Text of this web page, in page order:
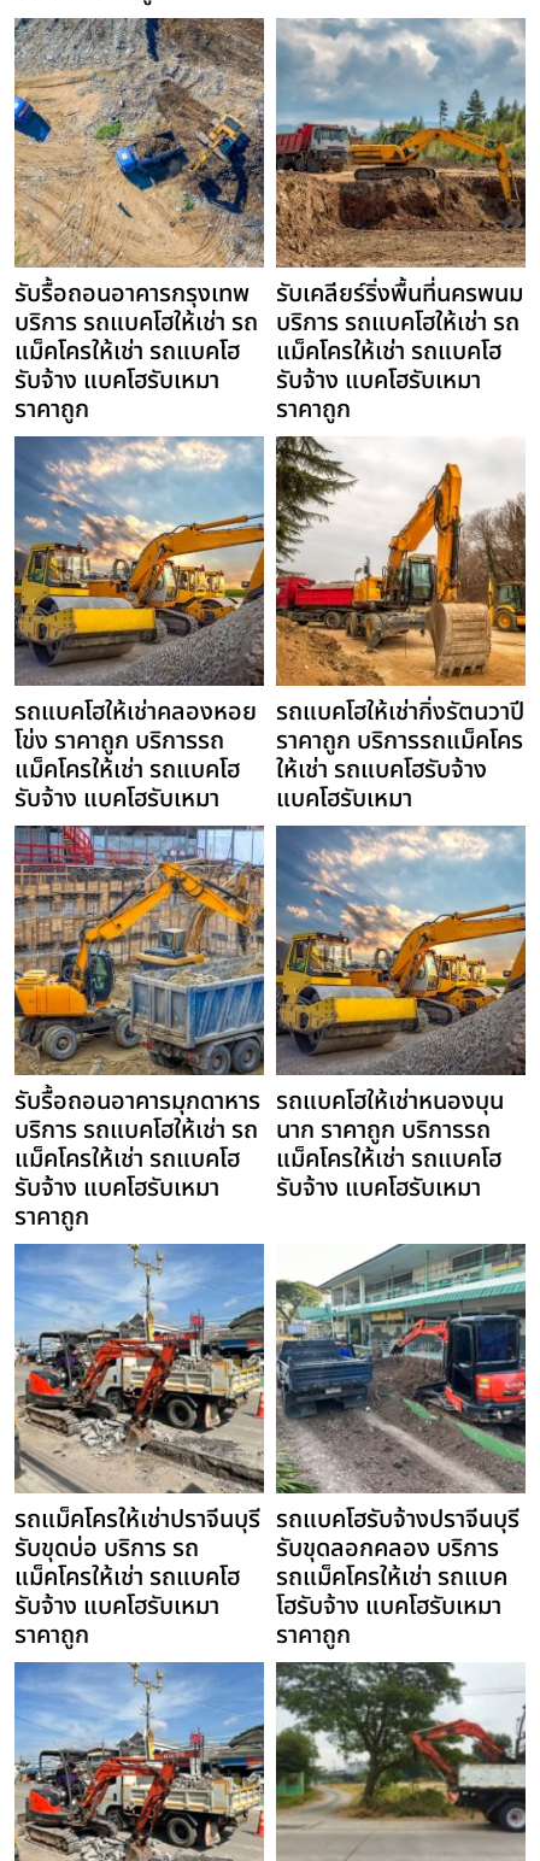
รับรื้อถอนอาคารกรุงเทพ
บริการ รถแบคโฮให้เช่า รถ
แม็คโครให้เช่า รถแบคโฮ
รับจ้าง แบคโฮรับเหมา
ราคาถูก
รับเคลียร์ริ่งพื้นที่นครพนม
บริการ รถแบคโฮให้เช่า รถ
แม็คโครให้เช่า รถแบคโฮ
รับจ้าง แบคโฮรับเหมา
ราคาถูก
รถแบคโฮให้เช่าคลองหอย
โข่ง ราคาถูก บริการรถ
แม็คโครให้เช่า รถแบคโฮ
รับจ้าง แบคโฮรับเหมา
รถแบคโฮให้เช่ากิ่งรัตนวาปี
ราคาถูก บริการรถแม็คโคร
ให้เช่า รถแบคโฮรับจ้าง
แบคโฮรับเหมา
รับรื้อถอนอาคารมุกดาหาร
บริการ รถแบคโฮให้เช่า รถ
แม็คโครให้เช่า รถแบคโฮ
รับจ้าง แบคโฮรับเหมา
ราคาถูก
รถแบคโฮให้เช่าหนองบุน
นาก ราคาถูก บริการรถ
แม็คโครให้เช่า รถแบคโฮ
รับจ้าง แบคโฮรับเหมา
รถแม็คโครให้เช่าปราจีนบุรี
รับขุดบ่อ บริการ รถ
แม็คโครให้เช่า รถแบคโฮ
รับจ้าง แบคโฮรับเหมา
ราคาถูก
รถแบคโฮรับจ้างปราจีนบุรี
รับขุดลอกคลอง บริการ
รถแม็คโครให้เช่า รถแบค
โฮรับจ้าง แบคโฮรับเหมา
ราคาถูก